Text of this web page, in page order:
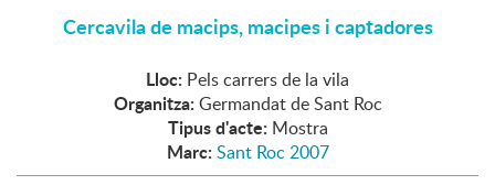
Cercavila de macips, macipes i captadores
Lloc: Pels carrers de la vila
Organitza: Germandat de Sant Roc
Tipus d'acte: Mostra
Marc: Sant Roc 2007